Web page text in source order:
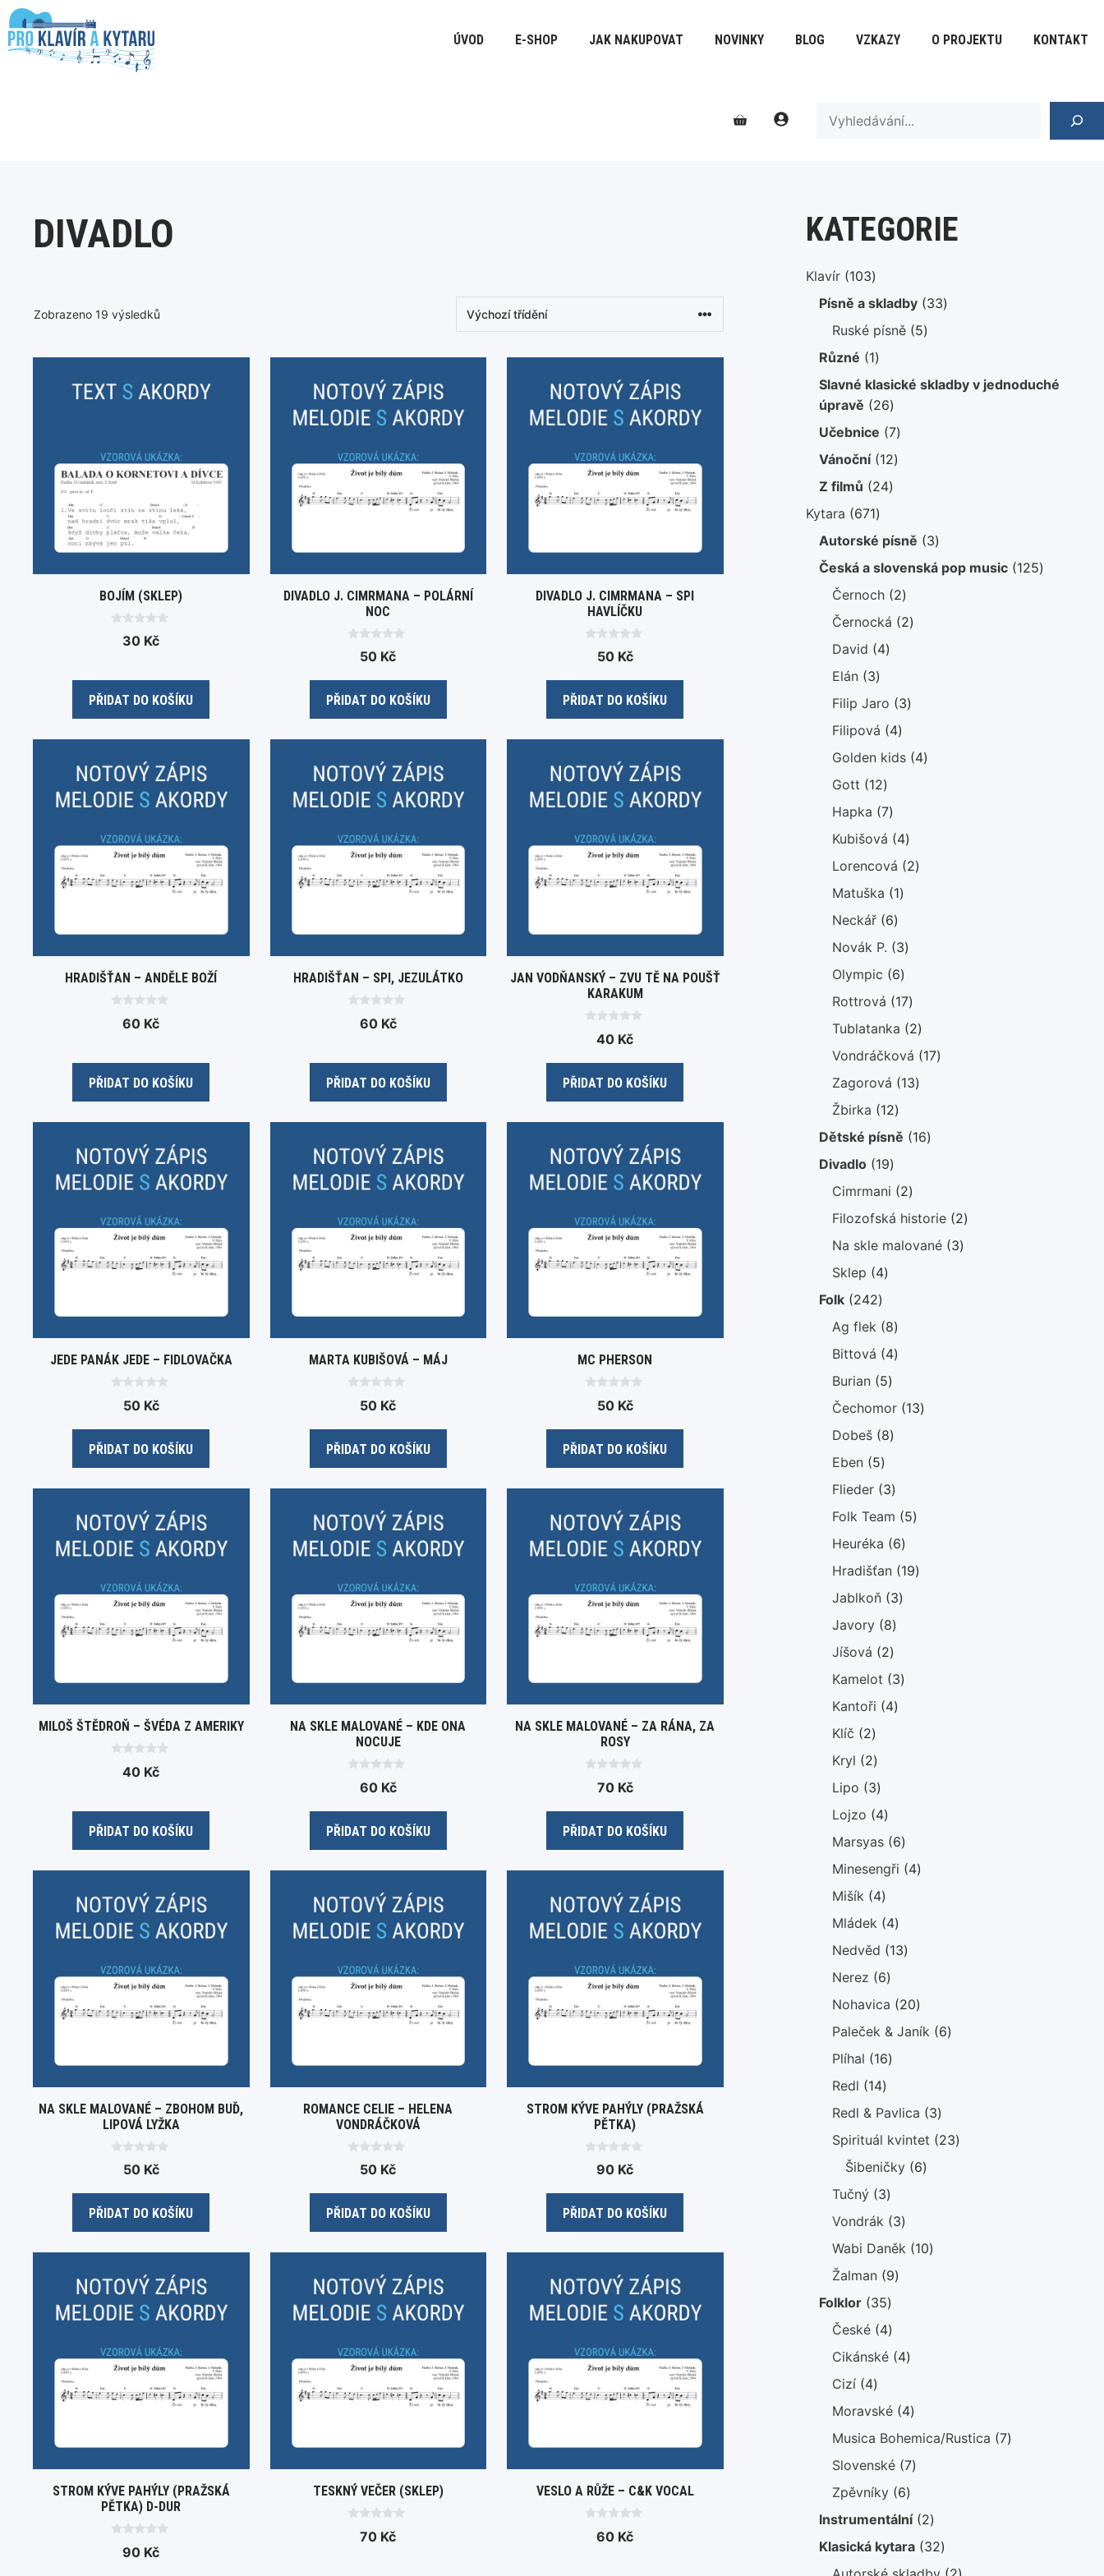
Přeskočit
na
obsah
ÚVOD E-SHOP JAK NAKUPOVAT NOVINKY BLOG VZKAZY O PROJEKTU KONTAKT
DIVADLO
Zobrazeno 19 výsledků
BOJÍM (SKLEP)
5
30 Kč
PŘIDAT DO KOŠÍKU
DIVADLO J. CIMRMANA – POLÁRNÍ
NOC
t
f
50 Kč
PŘIDAT DO KOŠÍKU
DIVADLO J. CIMRMANA – SPI
HAVLÍČKU
t
f
50 Kč
PŘIDAT DO KOŠÍKU
HRADIŠŤAN – ANDĚLE BOŽÍ
5
60 Kč
PŘIDAT DO KOŠÍKU
HRADIŠŤAN – SPI, JEZULÁTKO
5
60 Kč
PŘIDAT DO KOŠÍKU
JAN VODŇANSKÝ – ZVU TĚ NA POUŠŤ
KARAKUM
t
f
40 Kč
PŘIDAT DO KOŠÍKU
JEDE PANÁK JEDE – FIDLOVAČKA
t
f
50 Kč
PŘIDAT DO KOŠÍKU
MARTA KUBIŠOVÁ – MÁJ
t
f
50 Kč
PŘIDAT DO KOŠÍKU
MC PHERSON
t
f
50 Kč
PŘIDAT DO KOŠÍKU
MILOŠ ŠTĚDROŇ – ŠVÉDA Z AMERIKY
5
40 Kč
PŘIDAT DO KOŠÍKU
NA SKLE MALOVANÉ – KDE ONA
NOCUJE
t
f
60 Kč
PŘIDAT DO KOŠÍKU
NA SKLE MALOVANÉ – ZA RÁNA, ZA
ROSY
t
f
70 Kč
PŘIDAT DO KOŠÍKU
NA SKLE MALOVANÉ – ZBOHOM BUĎ,
LIPOVÁ LYŽKA
t
f
50 Kč
PŘIDAT DO KOŠÍKU
ROMANCE CELIE – HELENA
VONDRÁČKOVÁ
t
f
50 Kč
PŘIDAT DO KOŠÍKU
STROM KÝVE PAHÝLY (PRAŽSKÁ
PĚTKA)
t
f
90 Kč
PŘIDAT DO KOŠÍKU
STROM KÝVE PAHÝLY (PRAŽSKÁ
PĚTKA) D-DUR
90 Kč
TESKNÝ VEČER (SKLEP)
70 Kč
VESLO A RŮŽE – C&K VOCAL
60 Kč
KATEGORIE
Klavír 103103
produktů
Písně a skladby 3333
Ruské písně 55
Různé 11
produkt
Slavné klasické skladby v jednoduché
úpravě
2626
produktů
Učebnice 77
produktů
Vánoční 1212
Z filmů 2424
Kytara 671671
produktů
Autorské písně 33
produkty
Česká a slovenská pop music 125125
Černoch 22
produkty
Černocká 22
David 44
Elán 33
produkty
Filip Jaro 33
Filipová 44
produkty
Golden kids 44
Gott 1212
produktů
Hapka 77
produktů
Kubišová 44
produkty
Lorencová 22
Matuška 11
Neckář 66
produktů
Novák P. 33
produkty
Olympic 66
produktů
Rottrová 1717
produktů
Tublatanka 22
produkty
Vondráčková 1717
Zagorová 1313
Žbirka 1212
produktů
Dětské písně 1616
Divadlo 1919
produktů
Cimrmani 22
produkty
Filozofská historie 22
produkty
Na skle malované 33
Sklep 44
Folk 242242
produktů
Ag flek 88
produktů
Bittová 44
Burian 55
produktů
Čechomor 1313
Dobeš 88
Eben 55
produktů
Flieder 33
produkty
Folk Team 55
Heuréka 66
produktů
Hradišťan 1919
Jablkoň 33
Javory 88
produktů
Jíšová 22
produkty
Kamelot 33
Kantoři 44
Klíč 22
produkty
Kryl 22
produkty
Lipo 33
produkty
Lojzo 44
produkty
Marsyas 66
produktů
Minesengři 44
Mišík 44
produkty
Mládek 44
produkty
Nedvěd 1313
Nerez 66
produktů
Nohavica 2020
produktů
Paleček & Janík 66
Plíhal 1616
Redl 1414
produktů
Redl & Pavlica 33
produkty
Spirituál kvintet 2323
Šibeničky 66
Tučný 33
produkty
Vondrák 33
produkty
Wabi Daněk 1010
Žalman 99
Folklor 3535
produktů
České 44
produkty
Cikánské 44
Cizí 44
produkty
Moravské 44
produkty
Musica Bohemica/Rustica 77
Slovenské 77
Zpěvníky 66
produktů
Instrumentální 22
produkty
Klasická kytara 3232
produktů
2